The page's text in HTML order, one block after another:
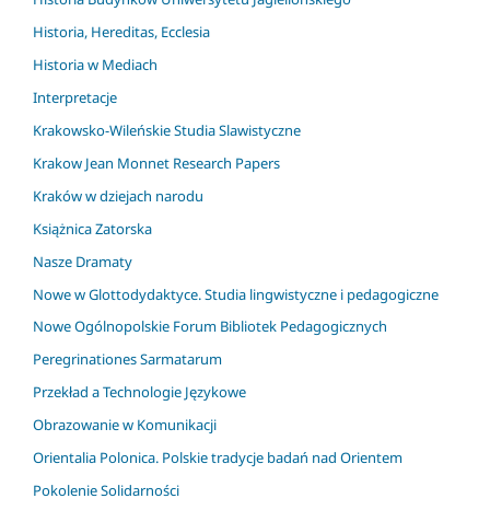
Historia, Hereditas, Ecclesia
Historia w Mediach
Interpretacje
Krakowsko-Wileńskie Studia Slawistyczne
Krakow Jean Monnet Research Papers
Kraków w dziejach narodu
Książnica Zatorska
Nasze Dramaty
Nowe w Glottodydaktyce. Studia lingwistyczne i pedagogiczne
Nowe Ogólnopolskie Forum Bibliotek Pedagogicznych
Peregrinationes Sarmatarum
Przekład a Technologie Językowe
Obrazowanie w Komunikacji
Orientalia Polonica. Polskie tradycje badań nad Orientem
Pokolenie Solidarności